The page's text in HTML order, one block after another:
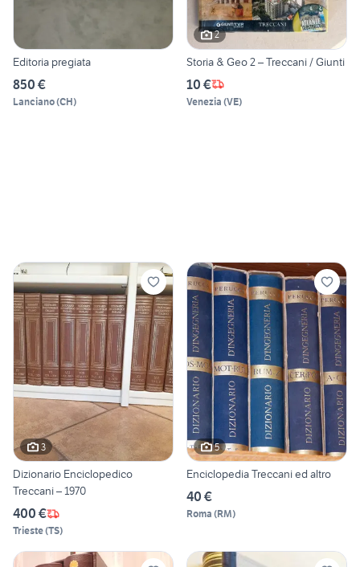
Editoria pregiata
850 €
Lanciano(CH)
2
Storia & Geo 2 – Treccani / Giunti
10 €
Venezia (VE)
3
Dizionario Enciclopedico
Treccani – 1970
400 €
Trieste(TS)
5
Enciclopedia Treccani ed altro
40 €
Roma (RM)